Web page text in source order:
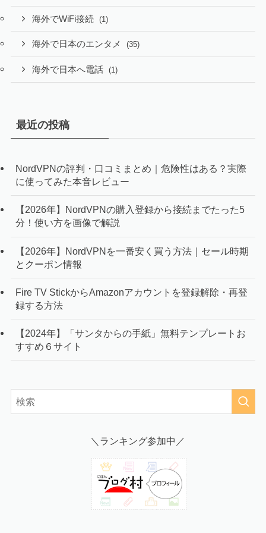
海外でWiFi接続 (1)
海外で日本のエンタメ (35)
海外で日本へ電話 (1)
最近の投稿
NordVPNの評判・口コミまとめ｜危険性はある？実際
に使ってみた本音レビュー
【2026年】NordVPNの購入登録から接続までたった5
分！使い方を画像で解説
【2026年】NordVPNを一番安く買う方法｜セール時期
とクーポン情報
Fire TV StickからAmazonアカウントを登録解除・再登
録する方法
【2024年】「サンタからの手紙」無料テンプレートお
すすめ６サイト
＼ランキング参加中／